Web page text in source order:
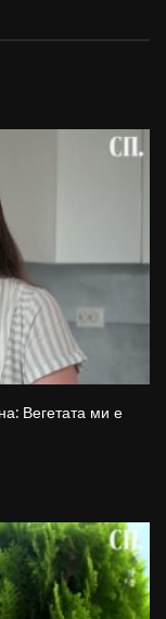
Вегетата ми е